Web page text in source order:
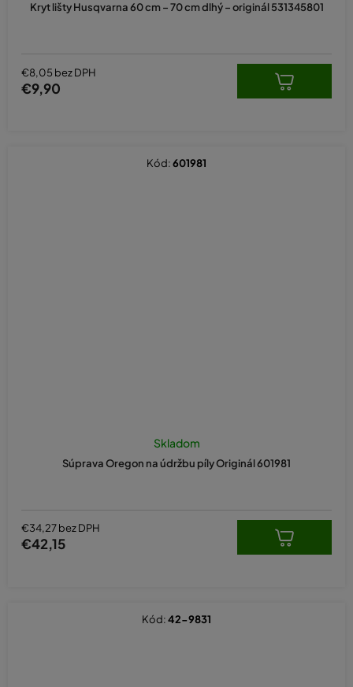
Kryt lišty Husqvarna 60 cm – 70 cm dlhý – originál 531345801
€8,05 bez DPH
€9,90
Súprava Oregon na údržbu píly Originál 601981
Skladom
€34,27 bez DPH
€42,15
Kód:601981
Kód:42-9831